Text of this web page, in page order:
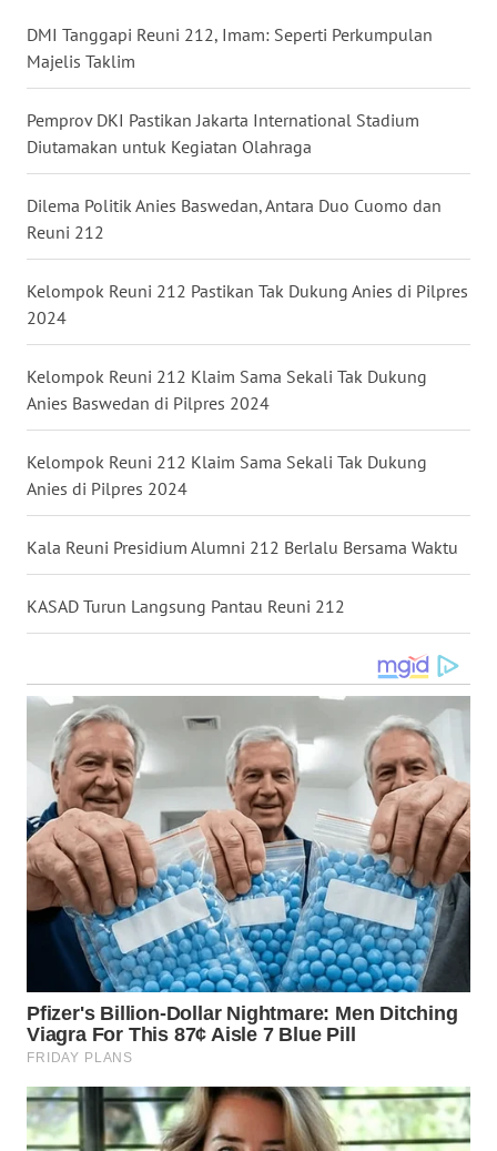
DMI Tanggapi Reuni 212, Imam: Seperti Perkumpulan
Majelis Taklim
Pemprov DKI Pastikan Jakarta International Stadium
Diutamakan untuk Kegiatan Olahraga
Dilema Politik Anies Baswedan, Antara Duo Cuomo dan
Reuni 212
Kelompok Reuni 212 Pastikan Tak Dukung Anies di Pilpres
2024
Kelompok Reuni 212 Klaim Sama Sekali Tak Dukung
Anies Baswedan di Pilpres 2024
Kelompok Reuni 212 Klaim Sama Sekali Tak Dukung
Anies di Pilpres 2024
Kala Reuni Presidium Alumni 212 Berlalu Bersama Waktu
KASAD Turun Langsung Pantau Reuni 212
WN
BABEL
WN
SUMBAR
BENGKULU
LAMPUNG
JATENG
NUSANTARA
WN
JOGJA
WN
JATIM
WN
BALI
WN
KALBAR
WN
KALTENG
WN
KALTARA
WN
KALSEL